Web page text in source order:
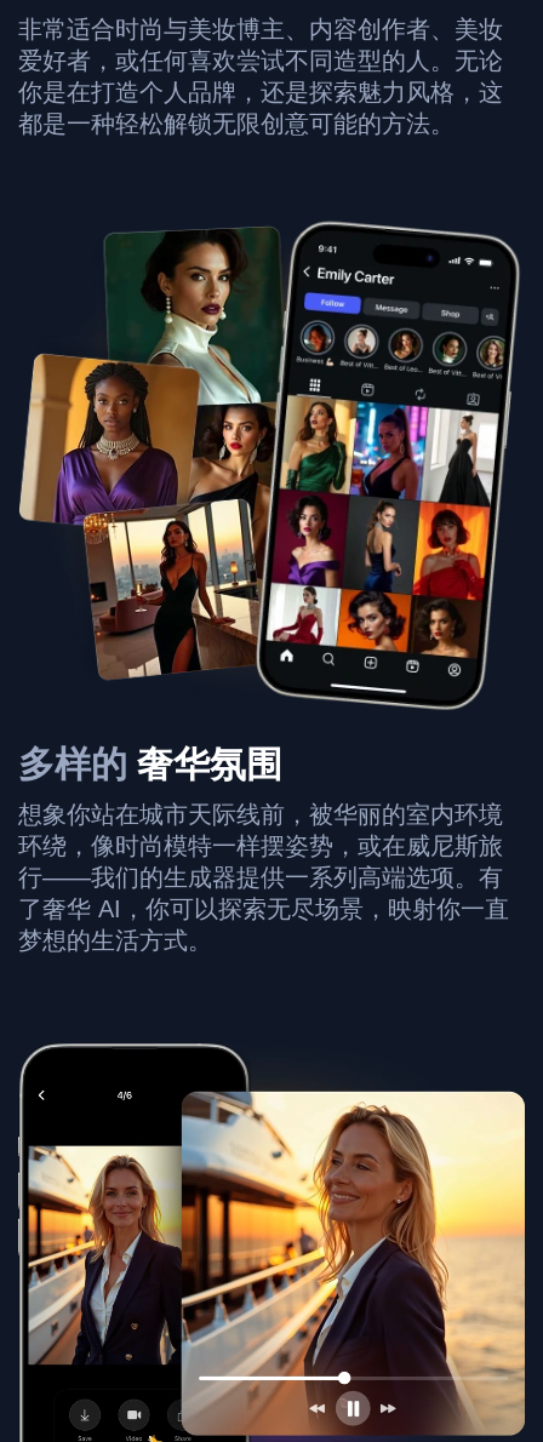
非常适合时尚与美妆博主、内容创作者、美妆
爱好者，或任何喜欢尝试不同造型的人。无论
你是在打造个人品牌，还是探索魅力风格，这
都是一种轻松解锁无限创意可能的方法。
多样的 奢华氛围
想象你站在城市天际线前，被华丽的室内环境
环绕，像时尚模特一样摆姿势，或在威尼斯旅
行——我们的生成器提供一系列高端选项。有
了奢华 AI，你可以探索无尽场景，映射你一直
梦想的生活方式。